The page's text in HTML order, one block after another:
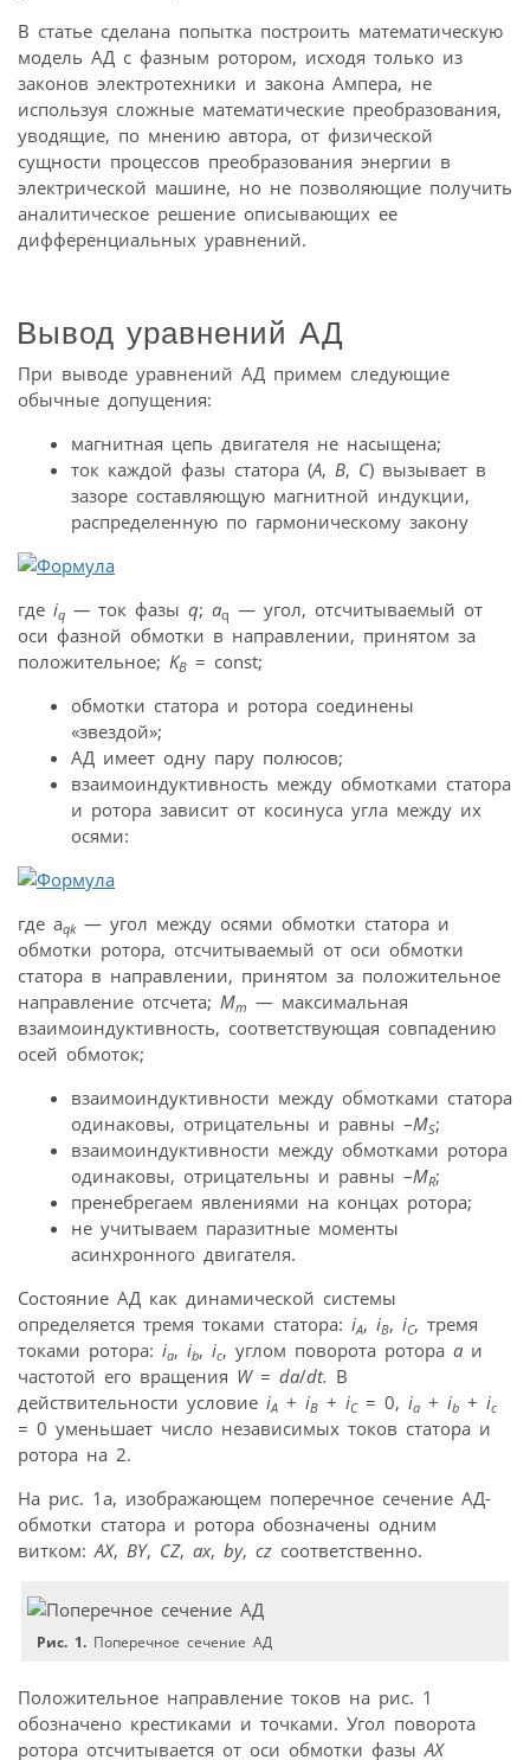
В статье сделана попытка построить математическую
модель АД с фазным ротором, исходя только из
законов электротехники и закона Ампера, не
используя сложные математические преобразования,
уводящие, по мнению автора, от физической
сущности процессов преобразования энергии в
электрической машине, но не позволяющие получить
аналитическое решение описывающих ее
дифференциальных уравнений.
Вывод уравнений АД
При выводе уравнений АД примем следующие
обычные допущения:
магнитная цепь двигателя не насыщена;
ток каждой фазы статора (A, B, C) вызывает в
зазоре составляющую магнитной индукции,
распределенную по гармоническому закону
где iq — ток фазы q; aq — угол, отсчитываемый от
оси фазной обмотки в направлении, принятом за
положительное; KB = const;
обмотки статора и ротора соединены
«звездой»;
АД имеет одну пару полюсов;
взаимоиндуктивность между обмотками статора
и ротора зависит от косинуса угла между их
осями:
где aqk— угол между осями обмотки статора и
обмотки ротора, отсчитываемый от оси обмотки
статора в направлении, принятом за положительное
направление отсчета; Mm — максимальная
взаимоиндуктивность, соответствующая совпадению
осей обмоток;
взаимоиндуктивности между обмотками статора
одинаковы, отрицательны и равны –MS;
взаимоиндуктивности между обмотками ротора
одинаковы, отрицательны и равны –MR;
пренебрегаем явлениями на концах ротора;
не учитываем паразитные моменты
асинхронного двигателя.
Состояние АД как динамической системы
определяется тремя токами статора: iA, iB, iC, тремя
токами ротора: iа, ib, iс, углом поворота ротора a и
частотой его вращения W= da/dt. В
действительности условие iA + iB + iC= 0, ia + ib + ic
= 0 уменьшает число независимых токов статора и
ротора на 2.
На рис. 1а, изображающем поперечное сечение АД-
обмотки статора и ротора обозначены одним
витком:AX, BY, CZ, ax, by, cz соответственно.
Рис. 1. Поперечное сечение АД
Положительное направление токов на рис. 1
обозначено крестиками и точками. Угол поворота
ротора отсчитывается от оси обмотки фазыAX